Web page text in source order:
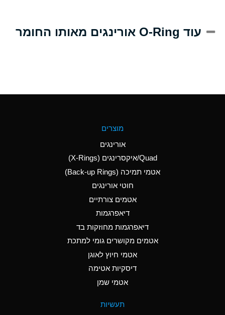
(Aqueous)
Aluminum Nitrate
(Aqueous)
Aluminum Phosphate
Ammonia Anhydrous
C
Ammonia Gas (cold)
A
Ammonia Gas (hot)
עוד O-Ring אורינגים מאותו החומר
מוצרים
אורינגים
Quad/איקסרינגים (X-Rings)
אטמי תמיכה (Back-up Rings)
חוטי אורינגים
אטמים צורתיים
דיאפרגמות
דיאפרגמות מחוזקות בד
אטמים מקושרים גומי למתכת
אטמי חיוץ לאוגן
דיסקיות אטימה
אטמי שמן
תעשיות